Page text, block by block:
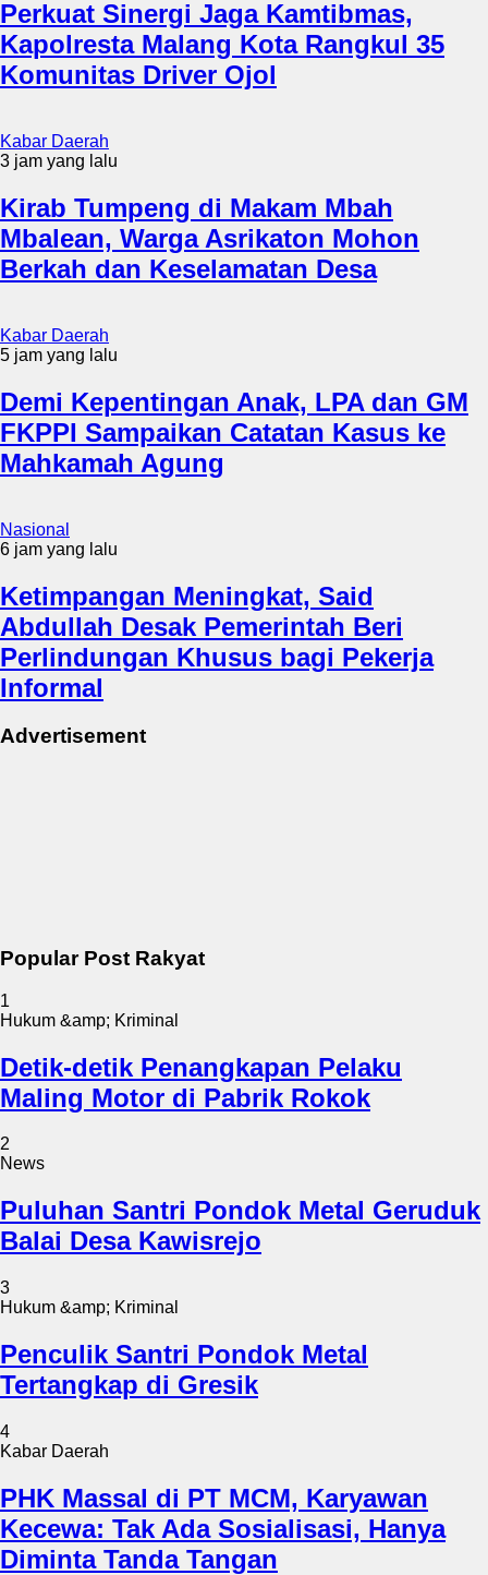
Perkuat Sinergi Jaga Kamtibmas,
Kapolresta Malang Kota Rangkul 35
Komunitas Driver Ojol
Kabar Daerah
3 jam yang lalu
Kirab Tumpeng di Makam Mbah
Mbalean, Warga Asrikaton Mohon
Berkah dan Keselamatan Desa
Kabar Daerah
5 jam yang lalu
Demi Kepentingan Anak, LPA dan GM
FKPPI Sampaikan Catatan Kasus ke
Mahkamah Agung
Nasional
6 jam yang lalu
Ketimpangan Meningkat, Said
Abdullah Desak Pemerintah Beri
Perlindungan Khusus bagi Pekerja
Informal
Advertisement
Popular Post Rakyat
1
Hukum &amp; Kriminal
Detik-detik Penangkapan Pelaku
Maling Motor di Pabrik Rokok
2
News
Puluhan Santri Pondok Metal Geruduk
Balai Desa Kawisrejo
3
Hukum &amp; Kriminal
Penculik Santri Pondok Metal
Tertangkap di Gresik
4
Kabar Daerah
PHK Massal di PT MCM, Karyawan
Kecewa: Tak Ada Sosialisasi, Hanya
Diminta Tanda Tangan